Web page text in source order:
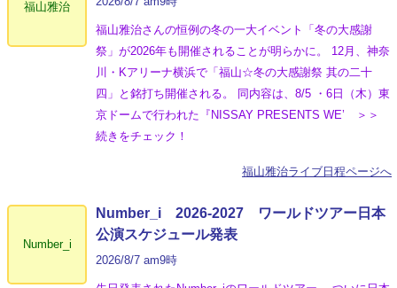
福山雅治
福山雅治さんの恒例の冬の一大イベント「冬の⼤感謝
祭」が2026年も開催されることが明らかに。 12月、神奈
川・Kアリーナ横浜で「福山☆冬の大感謝祭 其の二十
四」と銘打ち開催される。 同内容は、8/5 ・6日（木）東
京ドームで行われた『NISSAY PRESENTS WE’ ＞＞
続きをチェック！
福山雅治ライブ日程ページへ
Number_i
Number_i 2026‐2027 ワールドツアー日本
公演スケジュール発表
2026/8/7 am9時